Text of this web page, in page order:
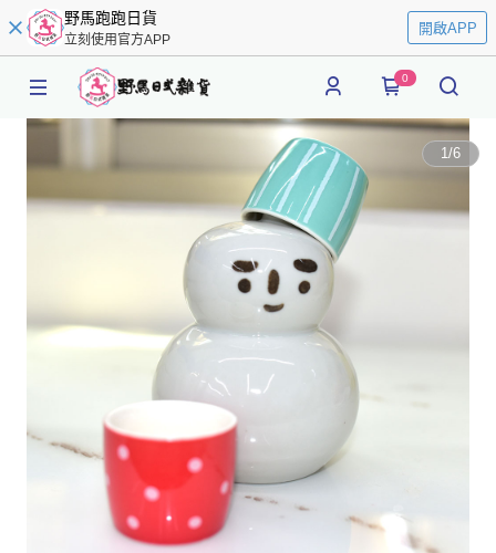
野馬跑跑日貨
立刻使用官方APP
開啟APP
0
1/6